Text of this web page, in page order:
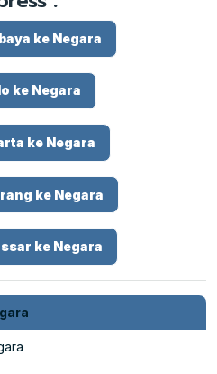
ke Negara
ke Negara
ke Negara
ke Negara
ke Negara